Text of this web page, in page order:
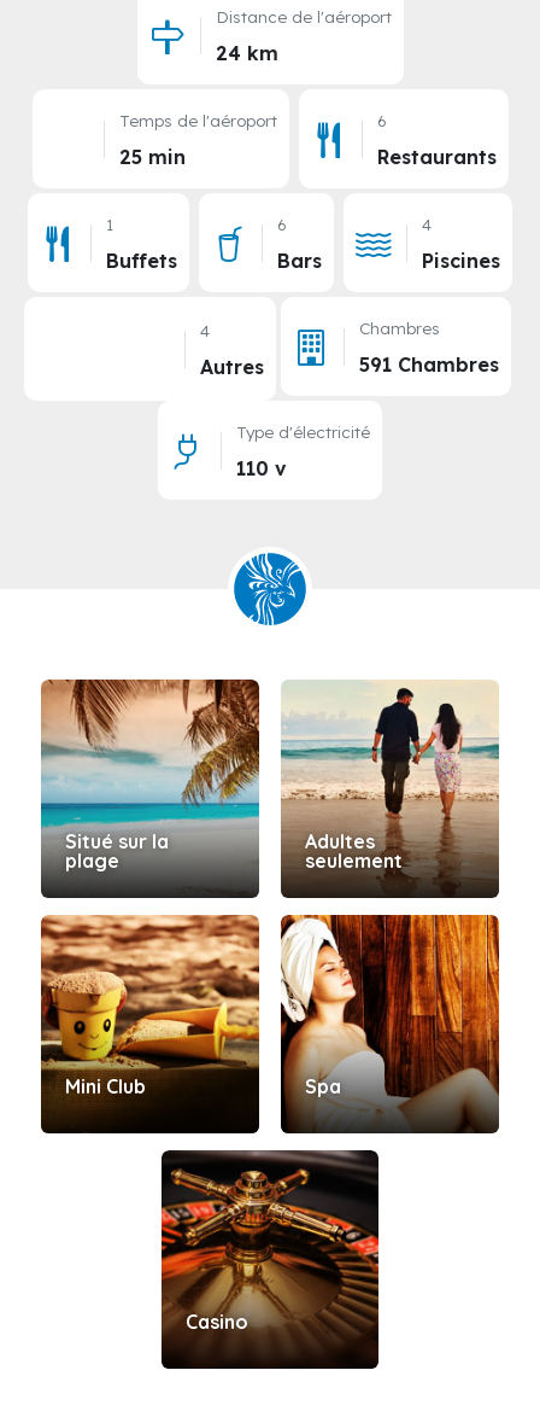
Distance de l'aéroport
24 km
Temps de l'aéroport
25 min
6
Restaurants
1
Buffets
6
Bars
4
Piscines
4
Autres
Chambres
591 Chambres
Type d'électricité
110 v
Situé sur la
plage
Adultes
seulement
Mini Club Spa
Casino